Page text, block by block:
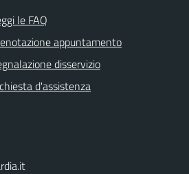
le FAQ
appuntamento
disservizio
d'assistenza